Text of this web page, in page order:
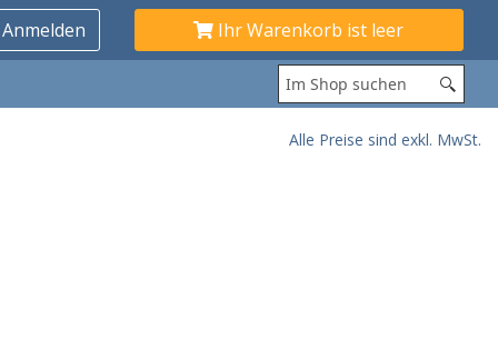
Ihr Warenkorb ist leer
Alle Preise sind exkl. MwSt.